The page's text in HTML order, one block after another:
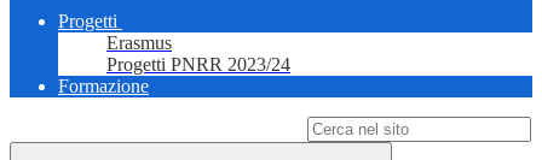
Progetti
Erasmus
Progetti PNRR 2023/24
Formazione